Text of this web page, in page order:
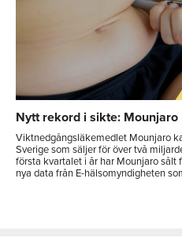
Nytt rekord i sikte:
Viktnedgångsläkemedlet Mounjaro
Sverige som säljer för över två
första kvartalet i år har Mounjaro sålt
nya data från E-hälsomyndigheten